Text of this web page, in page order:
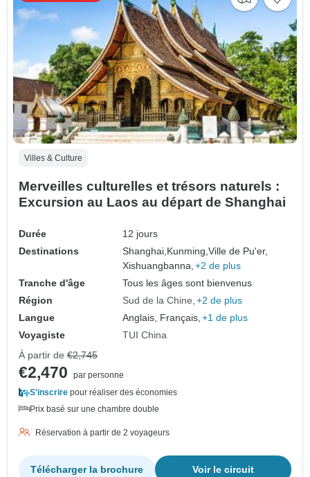
Villes & Culture
Merveilles culturelles et trésors naturels :
Excursion au Laos au départ de Shanghai
Durée
12 jours
Destinations
Shanghai, Kunming,Ville de Pu'er,
Xishuangbanna, +2 de plus
Tranche d'âge
Tous les âges sont bienvenus
Région
Sud de la Chine +2 de plus
Langue
Anglais, Français, +1 de plus
Voyagiste
TUI China
À partir de €2,745
€2,470
par personne
S'inscrire pour réaliser des économies
Prix basé sur une chambre double
Réservation à partir de 2 voyageurs
Voir le circuit
Télécharger la brochure